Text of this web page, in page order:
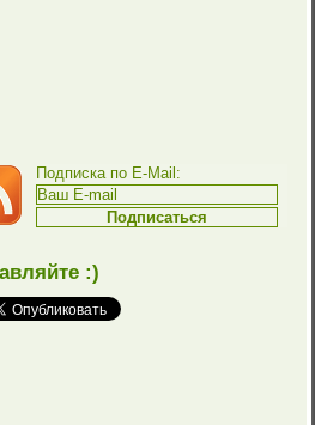
Подписка по E-Mail:
:)